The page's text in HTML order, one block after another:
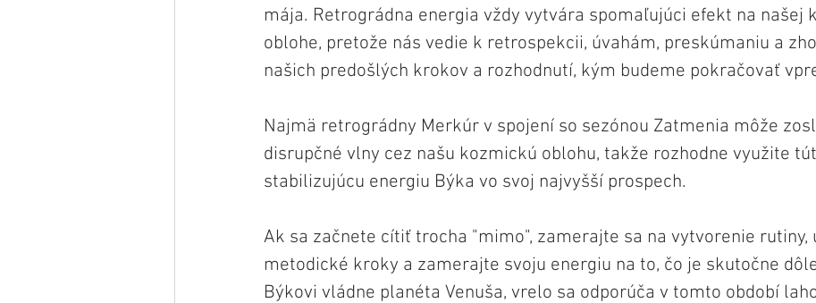
mája. Retrográdna energia vždy vytvára spomaľujúci efekt na našej
oblohe, pretože nás vedie k retrospekcii, úvahám, preskúmaniu a
našich predošlých krokov a rozhodnutí, kým budeme pokračovať
Najmä retrográdny Merkúr v spojení so sezónou Zatmenia môže
disrupčné vlny cez našu kozmickú oblohu, takže rozhodne využite
stabilizujúcu energiu Býka vo svoj najvyšší prospech.
Ak sa začnete cítiť trocha "mimo", zamerajte sa na vytvorenie rutiny,
metodické kroky a zamerajte svoju energiu na to, čo je skutočne
Býkovi vládne planéta Venuša, vrelo sa odporúča v tomto období